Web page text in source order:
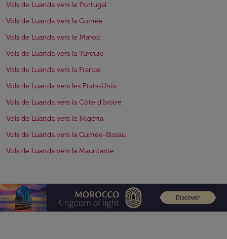
Vols de Luanda vers le Portugal
Vols de Luanda vers la Guinée
Vols de Luanda vers le Maroc
Vols de Luanda vers la Turquie
Vols de Luanda vers la France
Vols de Luanda vers les États-Unis
Vols de Luanda vers la Côte d'Ivoire
Vols de Luanda vers le Nigéria
Vols de Luanda vers la Guinée-Bissau
Vols de Luanda vers la Mauritanie